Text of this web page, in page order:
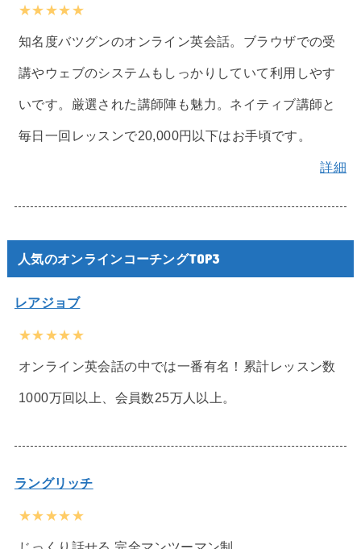
★★★★★
知名度バツグンのオンライン英会話。ブラウザでの受
講やウェブのシステムもしっかりしていて利用しやす
いです。厳選された講師陣も魅力。ネイティブ講師と
毎日一回レッスンで20,000円以下はお手頃です。
詳細
人気のオンラインコーチングTOP3
レアジョブ
★★★★★
オンライン英会話の中では一番有名！累計レッスン数
1000万回以上、会員数25万人以上。
ラングリッチ
★★★★★